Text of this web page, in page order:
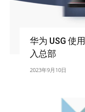
华为 USG 使
入总部
2023年9月10日